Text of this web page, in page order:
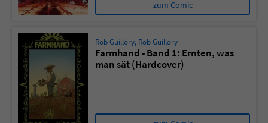
zum Comic
Rob Guillory, Rob Guillory
Farmhand - Band 1: Ernten, was
man sät (Hardcover)